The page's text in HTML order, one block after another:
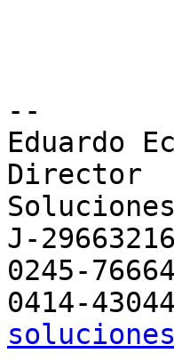
--
Eduardo
Director
J-
0245-